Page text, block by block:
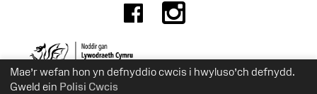
Mae’r wefan hon yn defnyddio cwcis i hwyluso’ch defnydd.
Gweld ein Polisi Cwcis
Facebook